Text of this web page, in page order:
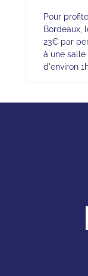
Pour
Bordeaux,
23€ par
à une salle
d'environ